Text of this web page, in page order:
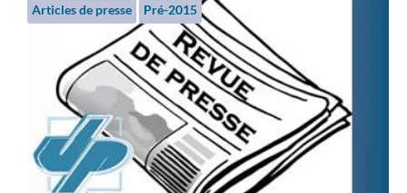
Articles de presse Pré-2015